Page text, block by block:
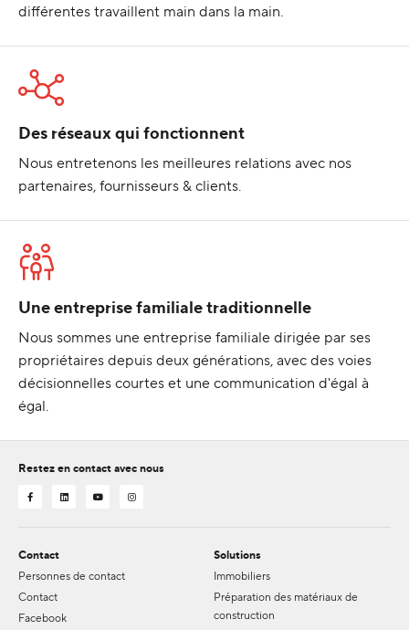
différentes travaillent main dans la main.
Des réseaux qui fonctionnent
Nous entretenons les meilleures relations avec nos
partenaires, fournisseurs & clients.
Une entreprise familiale traditionnelle
Nous sommes une entreprise familiale dirigée par ses
propriétaires depuis deux générations, avec des voies
décisionnelles courtes et une communication d'égal à
égal.
Restez en contact avec nous
Contact
Personnes de contact
Contact
Facebook
Solutions
Immobiliers
Préparation des matériaux de
construction